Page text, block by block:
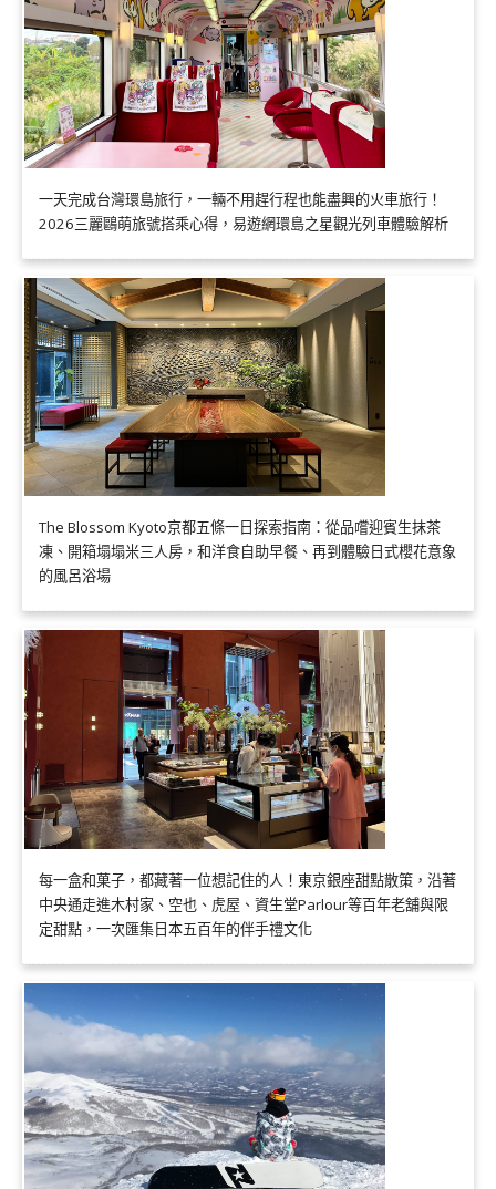
一天完成台灣環島旅行，一輛不用趕行程也能盡興的火車旅行！
2026三麗鷗萌旅號搭乘心得，易遊網環島之星觀光列車體驗解析
The Blossom Kyoto京都五條一日探索指南：從品嚐迎賓生抹茶
凍、開箱塌塌米三人房，和洋食自助早餐、再到體驗日式櫻花意象
的風呂浴場
每一盒和菓子，都藏著一位想記住的人！東京銀座甜點散策，沿著
中央通走進木村家、空也、虎屋、資生堂Parlour等百年老舖與限
定甜點，一次匯集日本五百年的伴手禮文化